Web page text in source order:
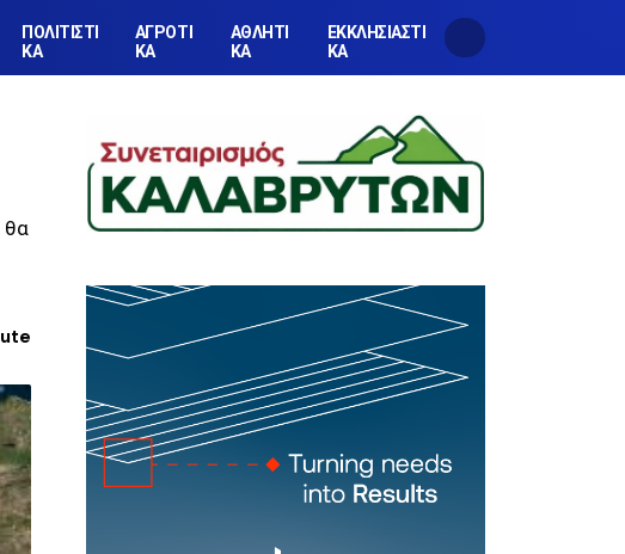
ΠΟΛΙΤΙΣΤΙ
ΚΑ
ΑΓΡΟΤΙ
ΚΑ
ΑΘΛΗΤΙ
ΚΑ
ΕΚΚΛΗΣΙΑΣΤΙ
ΚΑ
θα